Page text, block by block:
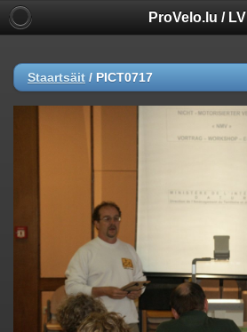
ProVelo.lu / LVI
Staartsäit / PICT0717